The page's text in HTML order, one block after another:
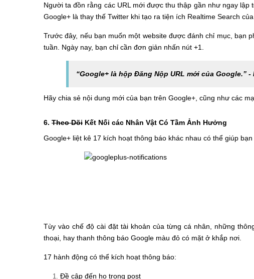
Người ta đồn rằng các URL mới được thu thập gần như ngay
Google+ là thay thế Twitter khi tạo ra tiện ích Realtime Search của
Trước đây, nếu bạn muốn một website được đánh chỉ mục, bạn
tuần. Ngày nay, bạn chỉ cần đơn giản nhấn nút +1.
“Google+ là hộp Đăng Nộp URL mới của Google.” -
Hãy chia sẻ nội dung mới của bạn trên Google+, cũng như các
6. Theo Dõi Kết Nối các Nhân Vật Có Tầm Ảnh Hưởng
Google+ liệt kê 17 kích hoạt thông báo khác nhau có thể giúp
Tùy vào chế độ cài đặt tài khoản của từng cá nhân, những
thoại, hay thanh thông báo Google màu đỏ có mặt ở khắp nơi.
17 hành động có thể kích hoạt thông báo:
Đề cập đến họ trong post